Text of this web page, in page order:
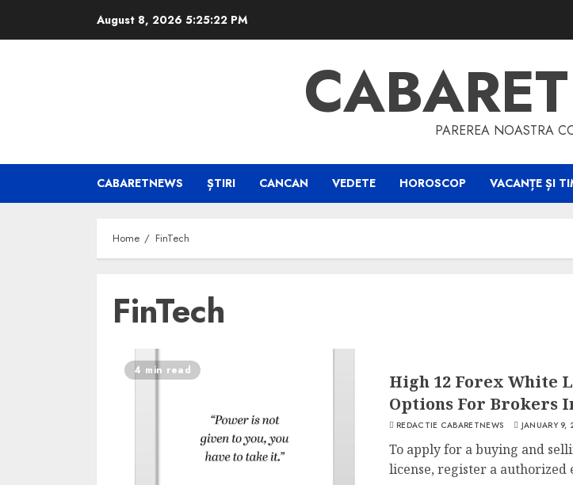
August 8, 2026 5:25:23 PM
PAREREA NOASTRA
CABARETNEWS ȘTIRI CANCAN VEDETE HOROSCOP VACANȚE ȘI
Home FinTech
FinTech
4 min read
High 12 Forex White
Options For Brokers
REDACTIE CABARETNEWS JANUARY 9,
To apply for a buying and
license, register a authorized